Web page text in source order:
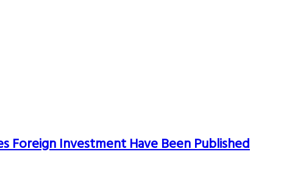
Foreign Investment Have Been Published